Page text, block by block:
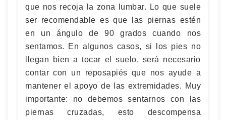
que nos recoja la zona lumbar. Lo que suele
ser recomendable es que las piernas estén
en un ángulo de 90 grados cuando nos
sentamos. En algunos casos, si los pies no
llegan bien a tocar el suelo, será necesario
contar con un reposapiés que nos ayude a
mantener el apoyo de las extremidades. Muy
importante: no debemos sentarnos con las
piernas cruzadas, esto descompensa